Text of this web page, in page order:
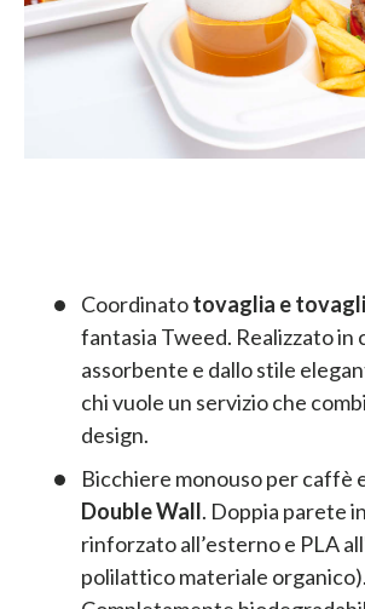
Coordinatotovaglia e
fantasia Tweed. Realizzato in
assorbente e dallo stile
chi vuole un servizio che
design.
Bicchiere monouso per caffè
Double Wall. Doppia parete
rinforzato all’esterno e PLA
polilattico materiale organico).